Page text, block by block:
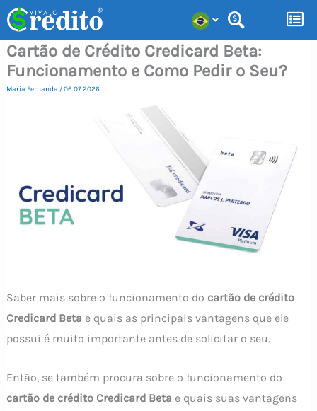
para
conteúdo
Cartão de Crédito Credicard Beta:
Funcionamento e Como Pedir o Seu?
Maria Fernanda /06.07.2026
Saber mais sobre o funcionamento do cartão de crédito
Credicard Beta e quais as principais vantagens que ele
possui é muito importante antes de solicitar o seu.
Então, se também procura sobre o funcionamento do
cartão de crédito Credicard Beta e quais suas vantagens